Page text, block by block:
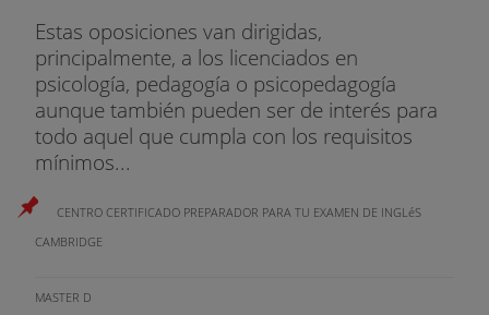
Estas oposiciones van dirigidas,
principalmente, a los licenciados en
psicología, pedagogía o psicopedagogía
aunque también pueden ser de interés para
todo aquel que cumpla con los requisitos
mínimos...
CENTRO CERTIFICADO PREPARADOR PARA TU EXAMEN DE INGLéS
CAMBRIDGE
MASTER D